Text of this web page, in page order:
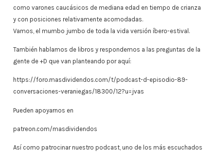
como varones caucásicos de mediana edad en tiempo de crianza
y con posiciones relativamente acomodadas.
Vamos, el mumbo jumbo de toda la vida versión íbero-estival.
También hablamos de libros y respondemos a las preguntas de la
gente de +D que van planteando por aquí:
https://foro.masdividendos.com/t/podcast-d-episodio-89-
conversaciones-veraniegas/18300/12?u=jvas
Pueden apoyarnos en
patreon.com/masdividendos
Así como patrocinar nuestro podcast, uno de los más escuchados